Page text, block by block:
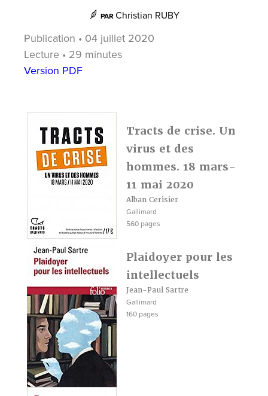
PAR Christian RUBY
Publication • 04 juillet 2020
Lecture • 29 minutes
Version PDF
Tracts de crise. Un
virus et des
hommes. 18 mars-
11 mai 2020
Alban Cerisier
Gallimard
560 pages
Plaidoyer pour les
intellectuels
Jean-Paul Sartre
Gallimard
160 pages